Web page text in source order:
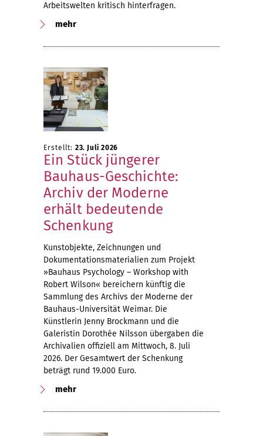
Arbeitswelten kritisch hinterfragen.
mehr
Erstellt: 23. Juli 2026
Ein Stück jüngerer
Bauhaus-Geschichte:
Archiv der Moderne
erhält bedeutende
Schenkung
Kunstobjekte, Zeichnungen und
Dokumentationsmaterialien zum Projekt
»Bauhaus Psychology – Workshop with
Robert Wilson« bereichern künftig die
Sammlung des Archivs der Moderne der
Bauhaus-Universität Weimar. Die
Künstlerin Jenny Brockmann und die
Galeristin Dorothée Nilsson übergaben die
Archivalien offiziell am Mittwoch, 8. Juli
2026. Der Gesamtwert der Schenkung
beträgt rund 19.000 Euro.
mehr